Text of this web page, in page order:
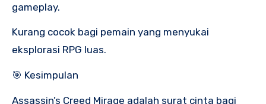
gameplay.
Kurang cocok bagi pemain yang menyukai
eksplorasi RPG luas.
🎯 Kesimpulan
Assassin’s Creed Mirage adalah surat cinta bagi